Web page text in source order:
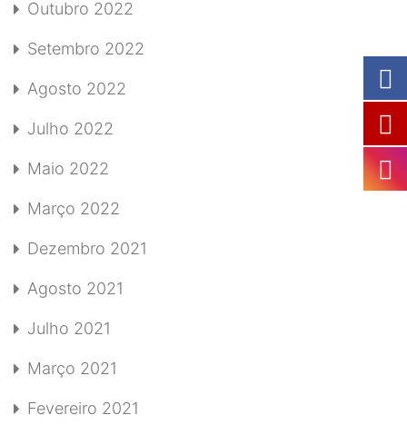
Outubro 2022
Setembro 2022
Agosto 2022
Julho 2022
Maio 2022
Março 2022
Dezembro 2021
Agosto 2021
Julho 2021
Março 2021
Fevereiro 2021